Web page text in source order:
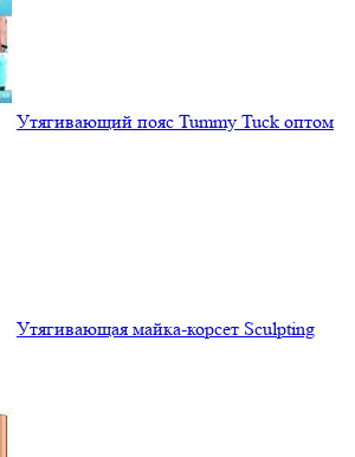
Утягивающий пояс Tummy Tuck оптом
Утягивающая майка-корсет Sculpting